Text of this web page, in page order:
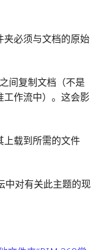
必须与文档的原始
间复制文档（不是
作流中）。这会影
上载到所需的文件
中对有关此主题的现